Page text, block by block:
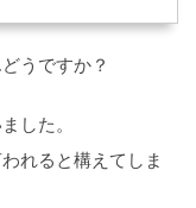
うですか？
した。
れると構えてしま